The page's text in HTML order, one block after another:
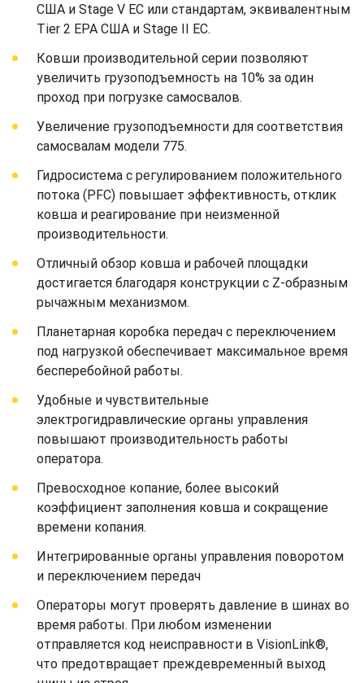
США и Stage V ЕС или стандартам, эквивалентным
Tier 2 EPA США и Stage II ЕС.
Ковши производительной серии позволяют
увеличить грузоподъемность на 10% за один
проход при погрузке самосвалов.
Увеличение грузоподъемности для соответствия
самосвалам модели 775.
Гидросистема с регулированием положительного
потока (PFC) повышает эффективность, отклик
ковша и реагирование при неизменной
производительности.
Отличный обзор ковша и рабочей площадки
достигается благодаря конструкции с Z-образным
рычажным механизмом.
Планетарная коробка передач с переключением
под нагрузкой обеспечивает максимальное время
бесперебойной работы.
Удобные и чувствительные
электрогидравлические органы управления
повышают производительность работы
оператора.
Превосходное копание, более высокий
коэффициент заполнения ковша и сокращение
времени копания.
Интегрированные органы управления поворотом
и переключением передач
Операторы могут проверять давление в шинах во
время работы. При любом изменении
отправляется код неисправности в VisionLink®,
что предотвращает преждевременный выход